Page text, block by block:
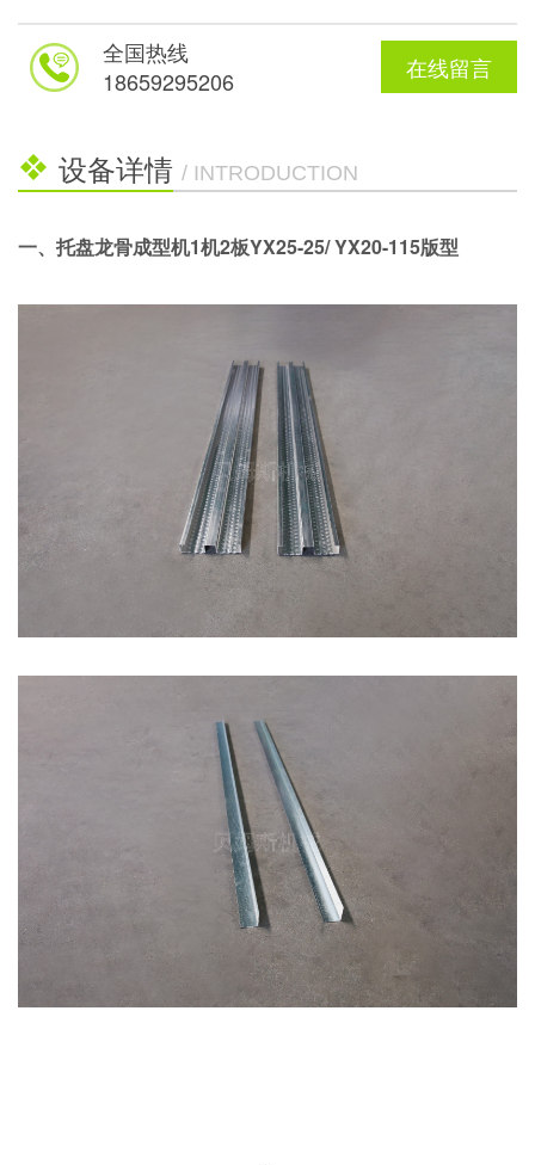
屈服强度：Q235（Mpa）
切刀材质：Cr12Mov 热处理制成
全国热线
18659295206
在线留言
设备详情 / INTRODUCTION
一、托盘龙骨成型机1机2板YX25-25/ YX20-115版型